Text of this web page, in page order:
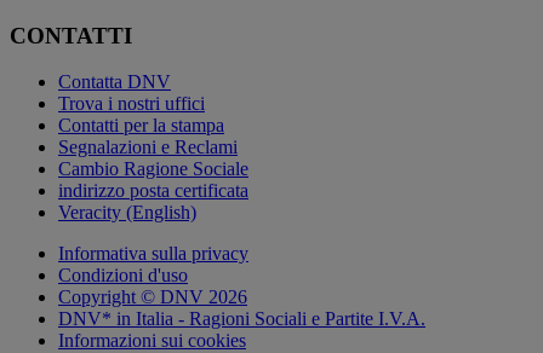
CONTATTI
Contatta DNV
Trova i nostri uffici
Contatti per la stampa
Segnalazioni e Reclami
Cambio Ragione Sociale
indirizzo posta certificata
Veracity (English)
Informativa sulla privacy
Condizioni d'uso
Copyright © DNV 2026
DNV* in Italia - Ragioni Sociali e Partite I.V.A.
Informazioni sui cookies